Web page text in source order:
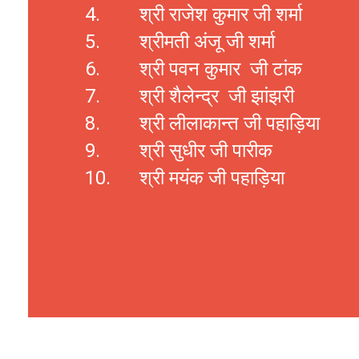
4. श्री राजेश कुमार जीशर्मा
5.
श्रीमती अंजू जीशर्मा
6.
श्री पवन कुमार जीटांक
7.
श्री शैलेन्द्र जीझांझरी
8.
श्री लीलाकान्त जी पहाड़िया
9.
श्री सुधीर जीपारीक
10.
श्री मयंकजी पहाड़िया